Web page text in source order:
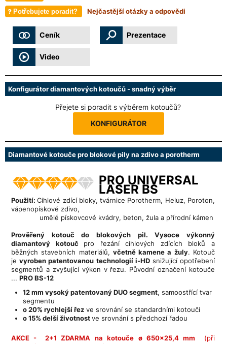
Potřebujete poradit? Nejčastější otázky a odpovědi
Ceník Prezentace
Video
Konfigurátor diamantových kotoučů - snadný výběr
Přejete si poradit s výběrem kotoučů?
KONFIGURÁTOR
Diamantové kotouče pro blokové pily na zdivo a porotherm
PRO UNIVERSAL
LASER BS
Použití:Cihlové zdící bloky, tvárnice Porotherm, Heluz, Poroton,
vápenopískové zdivo,
umělé pískovcové kvádry, beton, žula a přírodní kámen
Prověřený kotouč do blokových pil.Vysoce výkonný
diamantový kotouč pro řezání cihlových zdících bloků a
běžných stavebních materiálů, včetně kamene a žuly. Kotouč
jevyroben patentovanou technologií i-HDsnižující opotřebení
segmentů a zvyšující výkon v řezu. Původní označení kotouče
... PRO BS-12
12 mm vysoký patentovaný DUO segment, samoostřící tvar
segmentu
o 20% rychlejší řez ve srovnání se standardními kotouči
o 15% delší životnostve srovnání s předchozí řadou
AKCE - 2+1 ZDARMA na kotouče ø 650x25,4 mm
(při